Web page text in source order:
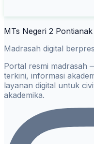
MTs Negeri 2 Pontianak
Madrasah digital
Portal resmi madrasah
terkini, informasi
layanan digital untuk
akademika.